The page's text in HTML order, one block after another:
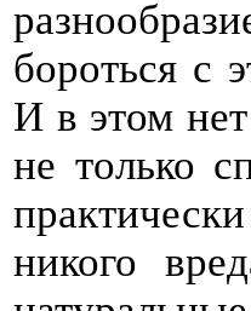
бороться с
И в этом
не только
никого